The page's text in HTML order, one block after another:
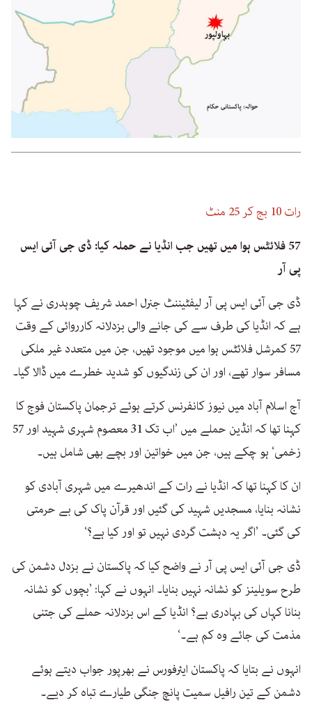
رات 10 بج کر 25 منٹ
57 فلائٹس ہوا میں تھیں جب انڈیا نے حملہ کیا: ڈی جی آئی ایس
پی آر
ڈی جی آئی ایس پی آر لیفٹیننٹ جنرل احمد شریف چوہدری نے کہا
ہے کہ انڈیا کی طرف سے کی جانے والی بزدلانہ کارروائی کے وقت
57 کمرشل فلائٹس ہوا میں موجود تھیں، جن میں متعدد غیر ملکی
مسافر سوار تھے، اور ان کی زندگیوں کو شدید خطرے میں ڈالا گیا۔
آج اسلام آباد میں نیوز کانفرنس کرتے ہوئے ترجمان پاکستان فوج کا
کہنا تھا کہ انڈین حملے میں ’اب تک 31 معصوم شہری شہید اور 57
زخمی‘ ہو چکے ہیں، جن میں خواتین اور بچے بھی شامل ہیں۔
ان کا کہنا تھا کہ انڈیا نے رات کے اندھیرے میں شہری آبادی کو
نشانہ بنایا، مسجدیں شہید کی گئیں اور قرآن پاک کی بے حرمتی
کی گئی۔ ’اگر یہ دہشت گردی نہیں تو اور کیا ہے؟‘
ڈی جی آئی ایس پی آر نے واضح کیا کہ پاکستان نے بزدل دشمن کی
طرح سویلینز کو نشانہ نہیں بنایا۔ انہوں نے کہا: ’بچوں کو نشانہ
بنانا کہاں کی بہادری ہے؟ انڈیا کے اس بزدلانہ حملے کی جتنی
مذمت کی جائے وہ کم ہے۔‘
انہوں نے بتایا کہ پاکستان ایئرفورس نے بھرپور جواب دیتے ہوئے
دشمن کے تین رافیل سمیت پانچ جنگی طیارے تباہ کر دیے۔